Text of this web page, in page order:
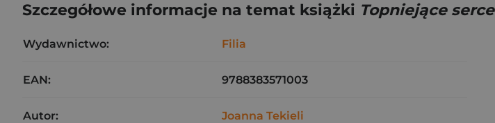
Szczegółowe informacje na temat książki Topniejące serce
Wydawnictwo: Filia
EAN: 9788383571003
Autor: Joanna Tekieli